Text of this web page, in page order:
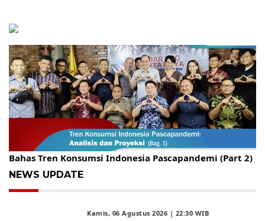
Gelar Kopdar, KBC Jakarta Raya Hadirkan Pakar Ritel
Bahas Tren Konsumsi Indonesia Pascapandemi (Part 2)
NEWS UPDATE
Kamis, 06 Agustus 2026 | 22:30 WIB